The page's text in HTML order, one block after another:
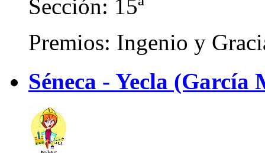
Sección: 15ª
Premios: Ingenio y
Séneca - Yecla (García